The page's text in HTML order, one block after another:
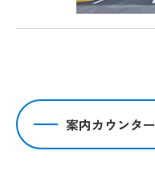
案内カウンター